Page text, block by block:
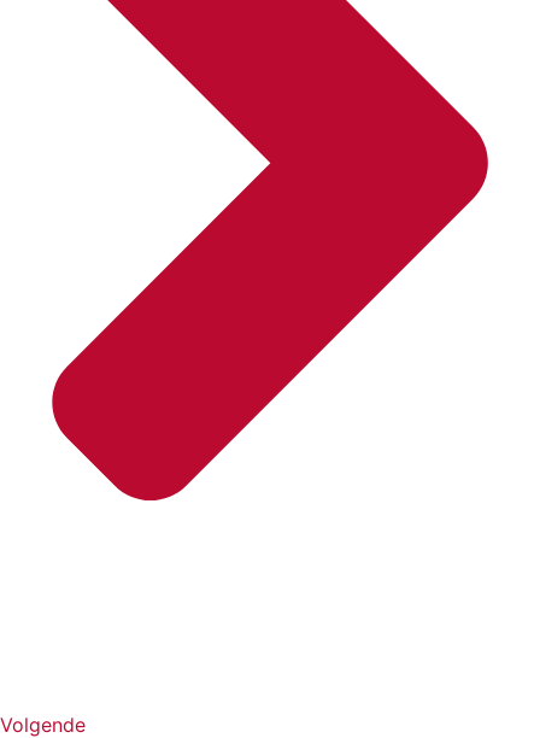
Volgende